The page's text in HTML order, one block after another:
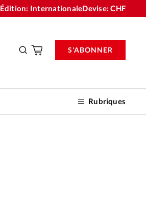
Édition: InternationaleDevise:CHF
Rubriques
S'ABONNER